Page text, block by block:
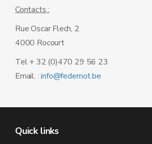
Contacts :
Rue Oscar Flech, 2
4000 Rocourt
Tel + 32 (0)470 29 56 23
Email. :info@fedemot.be
Quick links